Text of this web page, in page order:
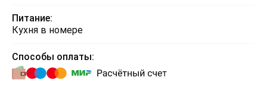
Питание:
Кухня в номере
Способы оплаты: